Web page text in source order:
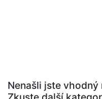
Nenašli jste